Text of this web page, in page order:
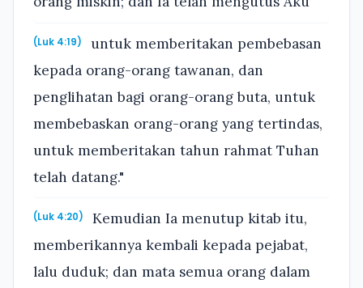
(Luk 4:19)
untuk memberitakan pembebasan
kepada orang-orang tawanan, dan
penglihatan bagi orang-orang buta, untuk
membebaskan orang-orang yang tertindas,
untuk memberitakan tahun rahmat Tuhan
telah datang."
(Luk 4:20)
Kemudian Ia menutup kitab itu,
memberikannya kembali kepada pejabat,
lalu duduk; dan mata semua orang dalam